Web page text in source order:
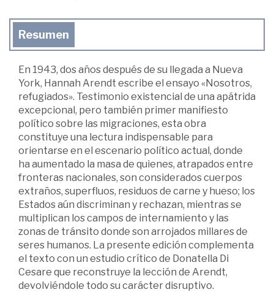
Resumen
En 1943, dos años después de su llegada a Nueva
York, Hannah Arendt escribe el ensayo «Nosotros,
refugiados». Testimonio existencial de una apátrida
excepcional, pero también primer manifiesto
político sobre las migraciones, esta obra
constituye una lectura indispensable para
orientarse en el escenario político actual, donde
ha aumentado la masa de quienes, atrapados entre
fronteras nacionales, son considerados cuerpos
extraños, superfluos, residuos de carne y hueso; los
Estados aún discriminan y rechazan, mientras se
multiplican los campos de internamiento y las
zonas de tránsito donde son arrojados millares de
seres humanos. La presente edición complementa
el texto con un estudio crítico de Donatella Di
Cesare que reconstruye la lección de Arendt,
devolviéndole todo su carácter disruptivo.